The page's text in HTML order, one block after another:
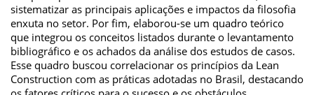
sistematizar as principais aplicações e impactos da filosofia
enxuta no setor. Por fim, elaborou-se um quadro teórico
que integrou os conceitos listados durante o levantamento
bibliográfico e os achados da análise dos estudos de casos.
Esse quadro buscou correlacionar os princípios da Lean
Construction com as práticas adotadas no Brasil, destacando